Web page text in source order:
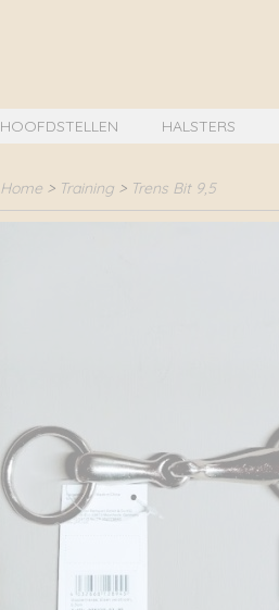
HOOFDSTELLEN HALSTERS
Home > Training > Trens Bit 9,5